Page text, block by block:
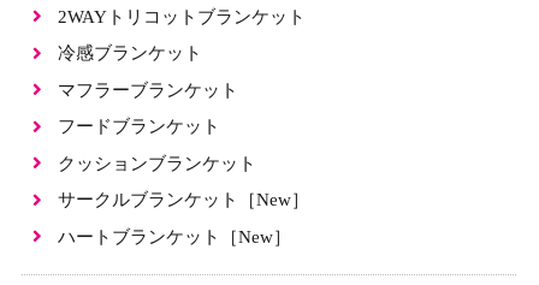
2WAYトリコットブランケット
冷感ブランケット
マフラーブランケット
フードブランケット
クッションブランケット
サークルブランケット［New］
ハートブランケット［New］